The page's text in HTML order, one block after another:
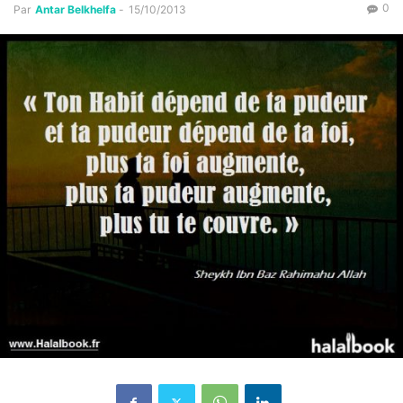
Par Antar Belkhelfa - 15/10/2013 0